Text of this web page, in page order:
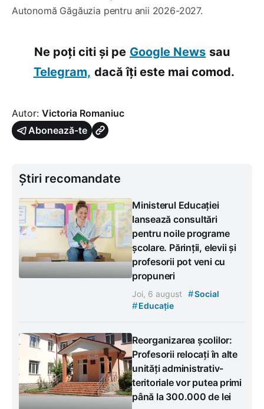
Autonomă Găgăuzia pentru anii 2026-2027.
Ne poți citi și pe Google News sau
Telegram, dacă îți este mai comod.
Autor: Victoria Romaniuc
Abonează-te
Știri recomandate
Ministerul Educației
lansează consultări
pentru noile programe
școlare. Părinții, elevii și
profesorii pot veni cu
propuneri
Joi, 6 august #Social
#Educație
Reorganizarea școlilor:
Profesorii relocați în alte
unități administrativ-
teritoriale vor putea primi
până la 300.000 de lei